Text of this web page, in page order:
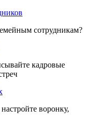
сотрудникам?
кадровые
воронку,